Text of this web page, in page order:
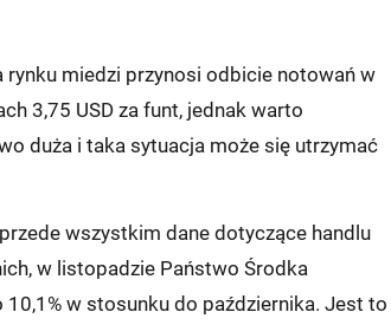
rynku miedzi przynosi odbicie notowań w
3,75 USD za funt, jednak warto
duża i taka sytuacja może się utrzymać
wszystkim dane dotyczące handlu
w listopadzie Państwo Środka
w stosunku do października. Jest to